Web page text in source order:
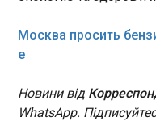
нових атак - ЗМІ
Щонайменше чотири
безпеки
найважливіших
Москва просить
е
Новини від
WhatsApp.